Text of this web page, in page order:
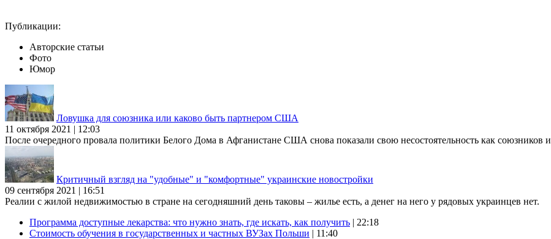
Публикации:
Авторские статьи
Фото
Юмор
Ловушка для союзника или каково быть партнером США
11 октября 2021 | 12:03
После очередного провала политики Белого Дома в Афганистане США снова показали свою несостоятельность как союзников и
Критичный взгляд на "удобные" и "комфортные" украинские новостройки
09 сентября 2021 | 16:51
Реалии с жилой недвижимостью в стране на сегодняшний день таковы – жилье есть, а денег на него у рядовых украинцев нет.
Программа доступные лекарства: что нужно знать, где искать, как получить | 22:18
Стоимость обучения в государственных и частных ВУЗах Польши | 11:40